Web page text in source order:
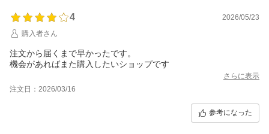
4
2026/05/23
購入者さん
注文から届くまで早かったです。
機会があればまた購入したいショップです
さらに表示
注文日：2026/03/16
参考になった